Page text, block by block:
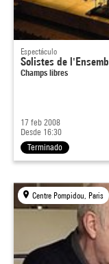
Espectáculo
Solistes de
Champs libres
17 feb 2008
Desde 16:30
Terminado
Centre Pompidou, Paris